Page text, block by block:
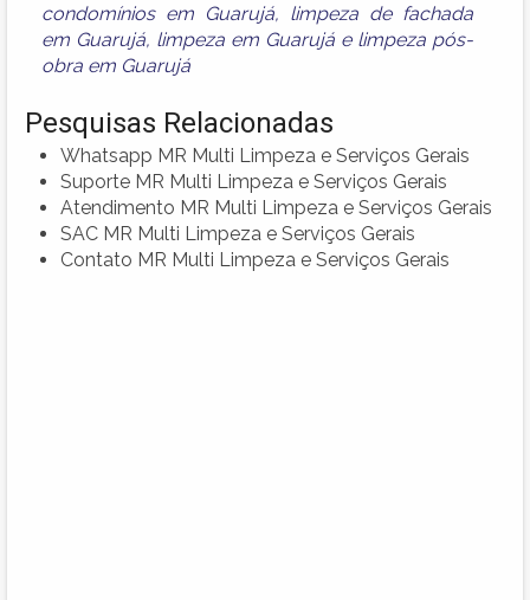
condomínios em Guarujá, limpeza de fachada
em Guarujá, limpeza em Guarujá e limpeza pós-
obra em Guarujá
Pesquisas Relacionadas
Whatsapp MR Multi Limpeza e Serviços Gerais
Suporte MR Multi Limpeza e Serviços Gerais
Atendimento MR Multi Limpeza e Serviços Gerais
SAC MR Multi Limpeza e Serviços Gerais
Contato MR Multi Limpeza e Serviços Gerais